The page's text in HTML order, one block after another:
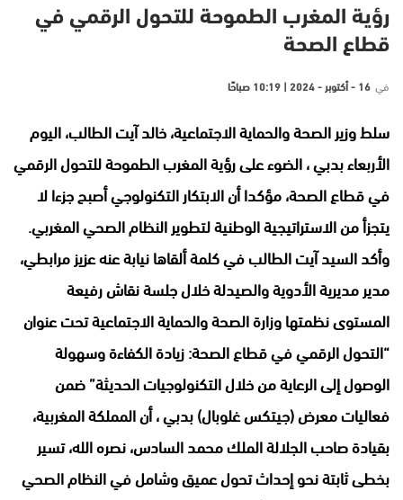
رؤية المغرب الطموحة للتحول الرقمي في
قطاع الصحة
في 16 - أكتوبر - 2024 | 10:19 صباحًا
سلط وزير الصحة والحماية الاجتماعية، خالد آيت الطالب، اليوم
الأربعاء بدبي ، الضوء على رؤية المغرب الطموحة للتحول الرقمي
في قطاع الصحة، مؤكدا أن الابتكار التكنولوجي أصبح جزءا لا
يتجزأ من الاستراتيجية الوطنية لتطوير النظام الصحي المغربي.
وأكد السيد آيت الطالب في كلمة ألقاها نيابة عنه عزيز مرابطي،
مدير مديرية الأدوية والصيدلة خلال جلسة نقاش رفيعة
المستوى نظمتها وزارة الصحة والحماية الاجتماعية تحت عنوان
“التحول الرقمي في قطاع الصحة: زيادة الكفاءة وسهولة
الوصول إلى الرعاية من خلال التكنولوجيات الحديثة” ضمن
فعاليات معرض (جيتكس غلوبال) بدبي ، أن المملكة المغربية،
بقيادة صاحب الجلالة الملك محمد السادس، نصره الله، تسير
بخطى ثابتة نحو إحداث تحول عميق وشامل في النظام الصحي